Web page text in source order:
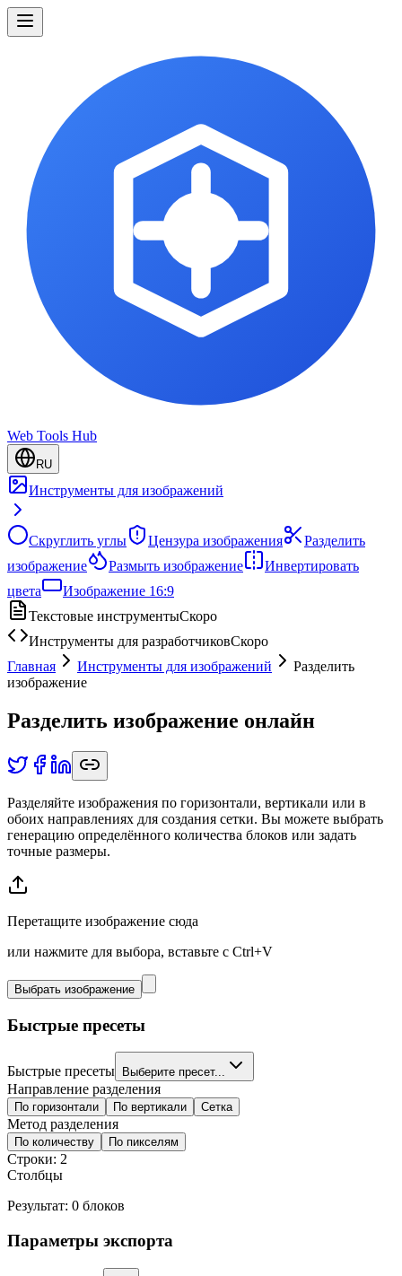
Web Tools Hub
RU
Инструменты для изображений
Скруглить углы Цензура изображения
Разделить
изображение
Размыть изображение
Инвертировать
цвета
Изображение 16:9
Текстовые инструментыСкоро
Инструменты для разработчиковСкоро
Главная
Инструменты для изображений
Разделить
изображение
Разделить изображение онлайн
Разделяйте изображения по горизонтали, вертикали или в
обоих направлениях для создания сетки. Вы можете выбрать
генерацию определённого количества блоков или задать
точные размеры.
Перетащите изображение сюда
или нажмите для выбора, вставьте с Ctrl+V
Выбрать изображение
Быстрые пресеты
Быстрые пресеты Выберите пресет...
Направление разделения
По горизонтали По вертикали Сетка
Метод разделения
По количеству По пикселям
Строки: 2
Столбцы
Результат: 0 блоков
Параметры экспорта